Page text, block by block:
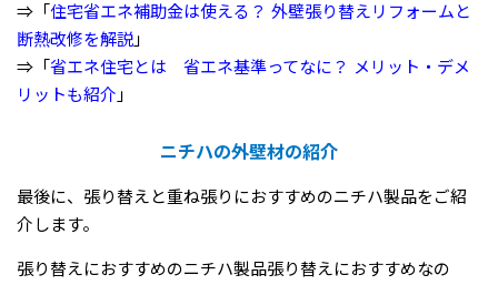
⇒「 住宅省エネ補助金は使える？ 外壁張り替えリフォームと
断熱改修を解説 」
⇒「 省エネ住宅とは 省エネ基準ってなに？ メリット・デメ
リットも紹介 」
ニチハの外壁材の紹介
最後に、張り替えと重ね張りにおすすめのニチハ製品をご紹
介します。
張り替えにおすすめのニチハ製品張り替えにおすすめなの